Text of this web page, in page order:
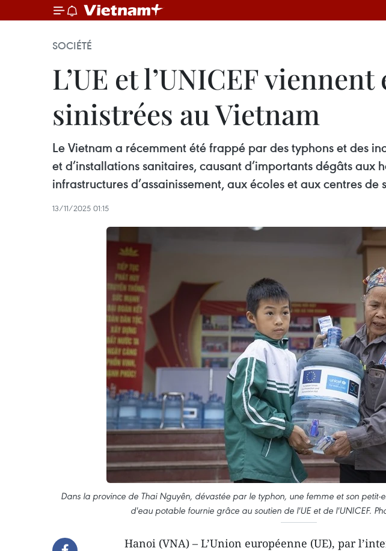
SOCIÉTÉ
L’UE et l’UNICEF
sinistrées au Vietnam
Le Vietnam a récemment été frappé par des typhons et des
et d’installations sanitaires, causant d’importants dégâts aux
infrastructures d’assainissement, aux écoles et aux centres de
13/11/2025 01:15
Dans la province de Thai Nguyên, dévastée par le typhon, une femme et son
d'eau potable fournie grâce au soutien de l'UE et de l'UNICEF.
Hanoi (VNA) – L’Union européenne (UE), par